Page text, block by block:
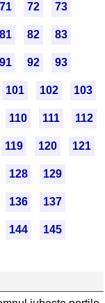
71 72 73
81 82 83
91 92 93
101 102 103
110 111 112
119 120 121
128 129
136 137
144 145